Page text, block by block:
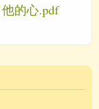
的心.pdf